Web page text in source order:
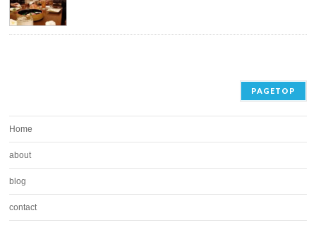
PAGETOP
Home
about
blog
contact